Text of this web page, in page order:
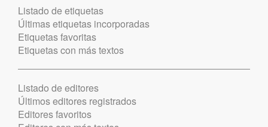
Listado de etiquetas
Últimas etiquetas incorporadas
Etiquetas favoritas
Etiquetas con más textos
Listado de editores
Últimos editores registrados
Editores favoritos